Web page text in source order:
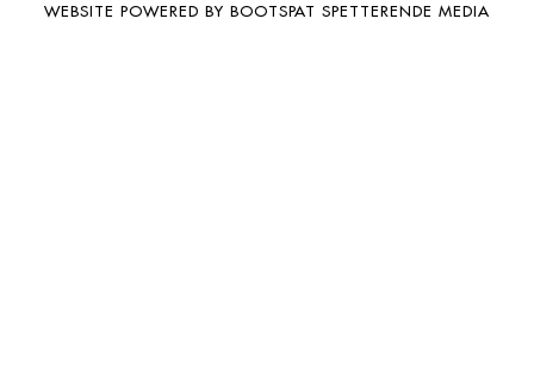
WEBSITE POWERED BY BOOTSPAT SPETTERENDE MEDIA